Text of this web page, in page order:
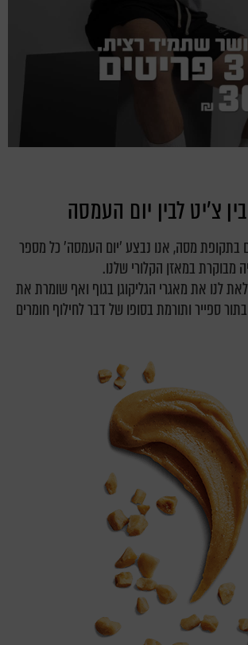
צ'יט לבין יום העמסה
בתקופת מסה, אנו נבצע 'יום העמסה' כל מספר
מבוקרת במאזן הקלורי שלנו.
לנו את מאגרי הגליקוגן בגוף ואף שומרת את
ספייר ותורמת בסופו של דבר לחילוף חומרים